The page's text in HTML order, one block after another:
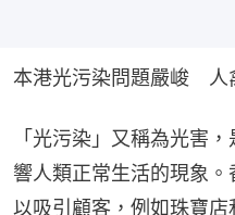
本港光污染問題嚴峻　
「光污染」又稱為光害
響人類正常生活的現象
以吸引顧客，例如珠寶